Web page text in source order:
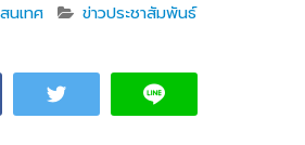
นเทศ
ข่าวประชาสัมพันธ์